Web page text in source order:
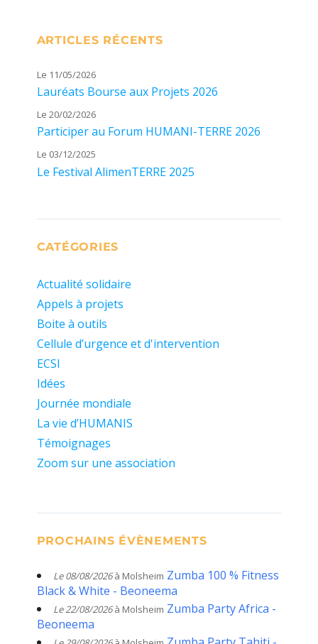
ARTICLES RÉCENTS
Le 11/05/2026
Lauréats Bourse aux Projets 2026
Le 20/02/2026
Participer au Forum HUMANI-TERRE 2026
Le 03/12/2025
Le Festival AlimenTERRE 2025
CATÉGORIES
Actualité solidaire
Appels à projets
Boite à outils
Cellule d’urgence et d'intervention
ECSI
Idées
Journée mondiale
La vie d’HUMANIS
Témoignages
Zoom sur une association
PROCHAINS ÉVÈNEMENTS
Le 08/08/2026à Molsheim Zumba 100 % Fitness
Black & White - Beoneema
Le 22/08/2026à Molsheim Zumba Party Africa -
Beoneema